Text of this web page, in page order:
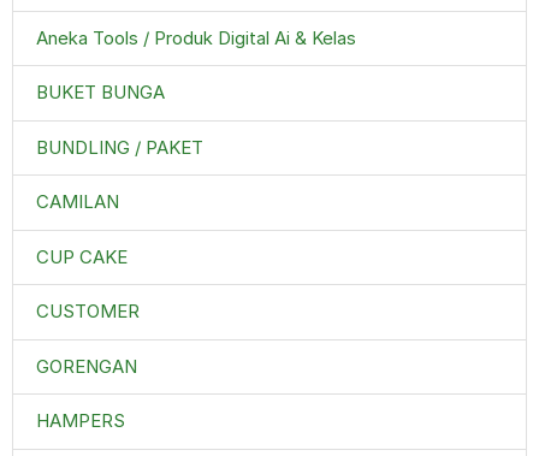
Aneka Tools / Produk Digital Ai & Kelas
BUKET BUNGA
BUNDLING / PAKET
CAMILAN
CUP CAKE
CUSTOMER
GORENGAN
HAMPERS